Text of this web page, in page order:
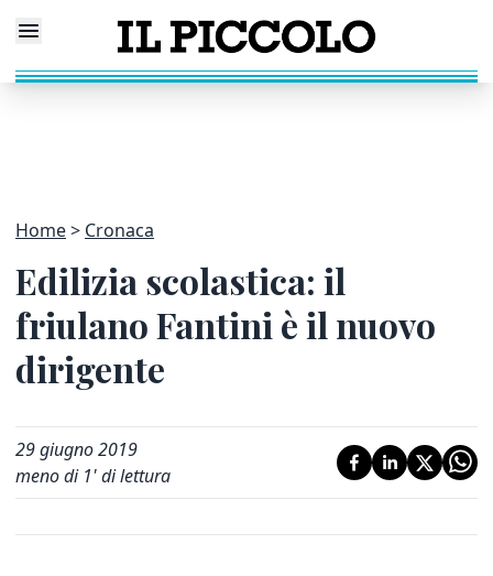
Home Cronaca
Edilizia scolastica: il
friulano Fantini è il nuovo
dirigente
29 giugno 2019
meno di 1' di lettura